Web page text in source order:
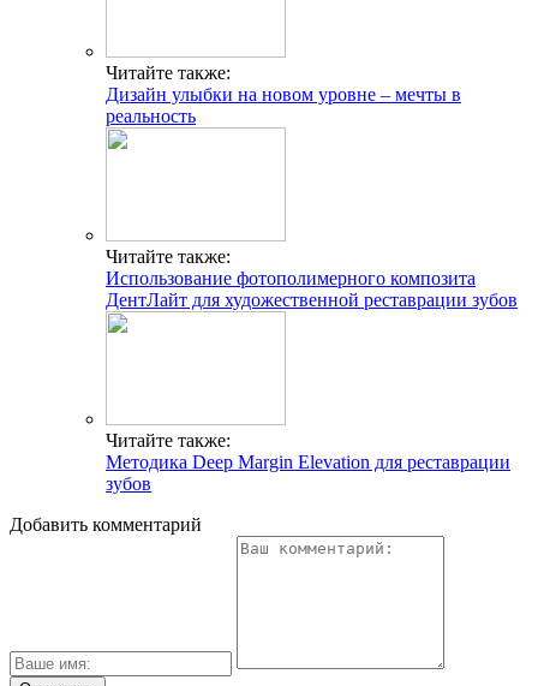
Читайте также:
Дизайн улыбки на новом уровне – мечты в
реальность
Читайте также:
Использование фотополимерного композита
ДентЛайт для художественной реставрации зубов
Читайте также:
Методика Deep Margin Elevation для реставрации
зубов
Добавить комментарий